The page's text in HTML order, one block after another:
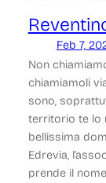
Feb 7,
Non
chiamiamoli
sono,
territorio te lo
bellissima
Edrevia,
prende il